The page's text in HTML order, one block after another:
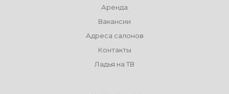
Аренда
Вакансии
Адреса салонов
Контакты
Ладья на ТВ